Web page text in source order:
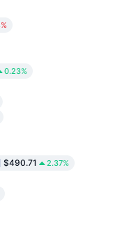
0.23%
$490.71 2.37%